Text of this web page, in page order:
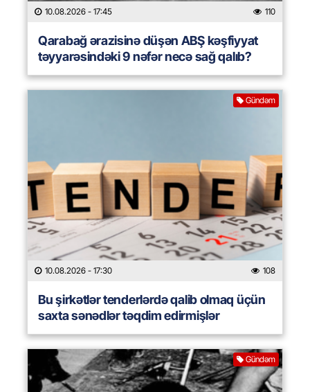
10.08.2026 - 17:45 110
Qarabağ ərazisinə düşən ABŞ kəşfiyyat
təyyarəsindəki 9 nəfər necə sağ qalıb?
Gündəm
10.08.2026 - 17:30 108
Bu şirkətlər tenderlərdə qalib olmaq üçün
saxta sənədlər təqdim edirmişlər
Gündəm